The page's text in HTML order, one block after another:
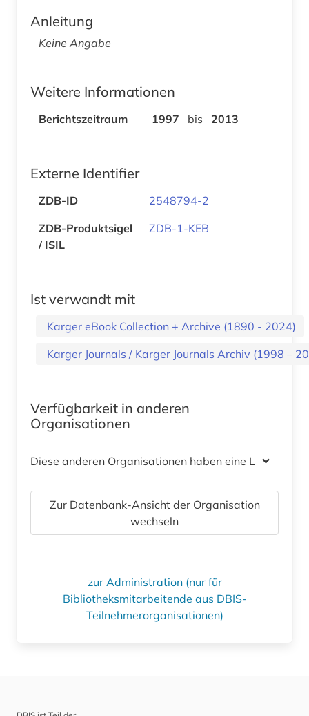
Anleitung
Keine Angabe
Weitere Informationen
Berichtszeitraum 1997 bis 2013
Externe Identifier
ZDB-ID
2548794-2
ZDB-Produktsigel
/ ISIL
ZDB-1-KEB
Ist verwandt mit
Karger eBook Collection + Archive (1890 - 2024)
Karger Journals / Karger Journals Archiv (1998 –
Verfügbarkeit in anderen
Organisationen
Diese anderen Organisationen haben eine Lizenz
Zur Datenbank-Ansicht der Organisation
wechseln
zur Administration (nur für
Bibliotheksmitarbeitende aus DBIS-
Teilnehmerorganisationen)